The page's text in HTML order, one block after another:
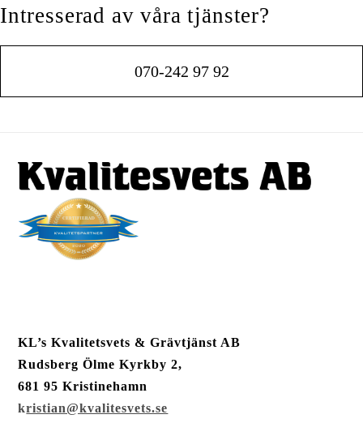
Intresserad av våra tjänster?
070-242 97 92
KL’s Kvalitetsvets & Grävtjänst AB
Rudsberg Ölme Kyrkby 2,
681 95 Kristinehamn
kristian@kvalitesvets.se